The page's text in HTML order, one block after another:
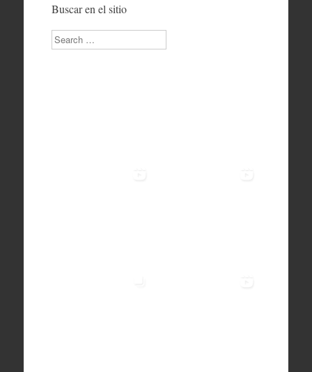
Buscar en el sitio
Search